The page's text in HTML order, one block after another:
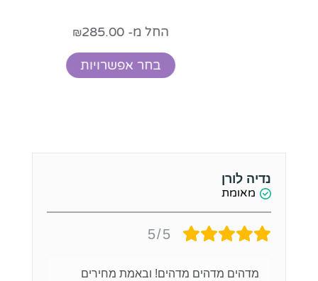
החל מ- ₪285.00
בחר אפשרויות
נדיה לורן
מאומת
5/5
מדהים מדהים מדהים! ובאמת מחירים